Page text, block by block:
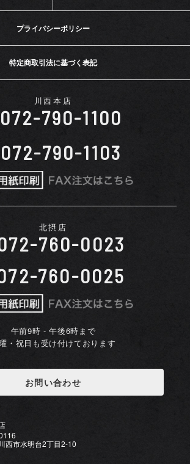
プライバシーポリシー
特定商取引法に基づく表記
川西本店
072-790-1100
072-790-1103
北摂店
760-0023
760-0025
午前9時 - 午後6時まで
・祝日も受け付けております
お問い合わせ
西市水明台2丁目2-10